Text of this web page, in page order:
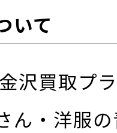
いて
金沢買取プ
ん・洋服